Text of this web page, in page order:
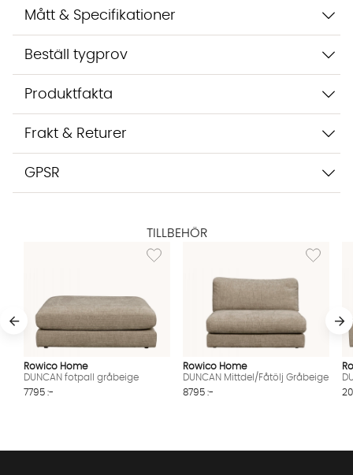
Mått & Specifikationer
Beställ tygprov
Produktfakta
Frakt & Returer
GPSR
TILLBEHÖR
Lägg till i önskelista: DUNCAN fotpall
Rowico Home
DUNCAN fotpall gråbeige
7795 :-
Lägg till i
Rowico Home
DUNCAN Mittdel/Fåtölj Gråbeige
8795 :-
integritetspolicy.
Jag godkänner att konversationen sparas